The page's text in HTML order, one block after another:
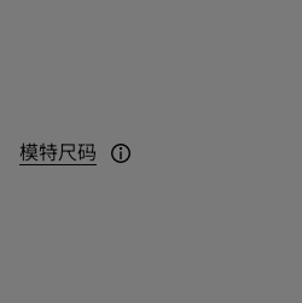
模特尺码
模特身高 178cm，身穿 UK S 码。